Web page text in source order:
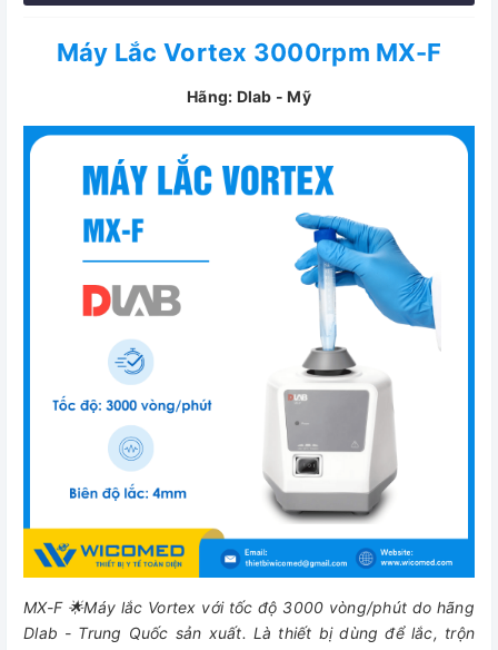
Máy Lắc Vortex 3000rpm MX-F
Hãng: Dlab - Mỹ
MX-F 🌟Máy lắc Vortex với tốc độ 3000 vòng/phút do hãng
Dlab - Trung Quốc sản xuất. Là thiết bị dùng để lắc, trộn